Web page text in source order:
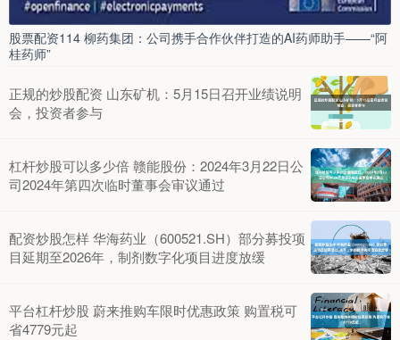
股票配资114 柳药集团：公司携手合作伙伴打造的AI药师助手——“阿
桂药师”
正规的炒股配资 山东矿机：5月15日召开业绩说明
会，投资者参与
杠杆炒股可以多少倍 赣能股份：2024年3月22日公
司2024年第四次临时董事会审议通过
配资炒股怎样 华海药业（600521.SH）部分募投项
目延期至2026年，制剂数字化项目进度放缓
平台杠杆炒股 蔚来推购车限时优惠政策 购置税可
省4779元起